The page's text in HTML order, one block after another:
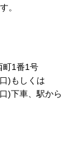
。
1番1号
)もしくは
車、駅から